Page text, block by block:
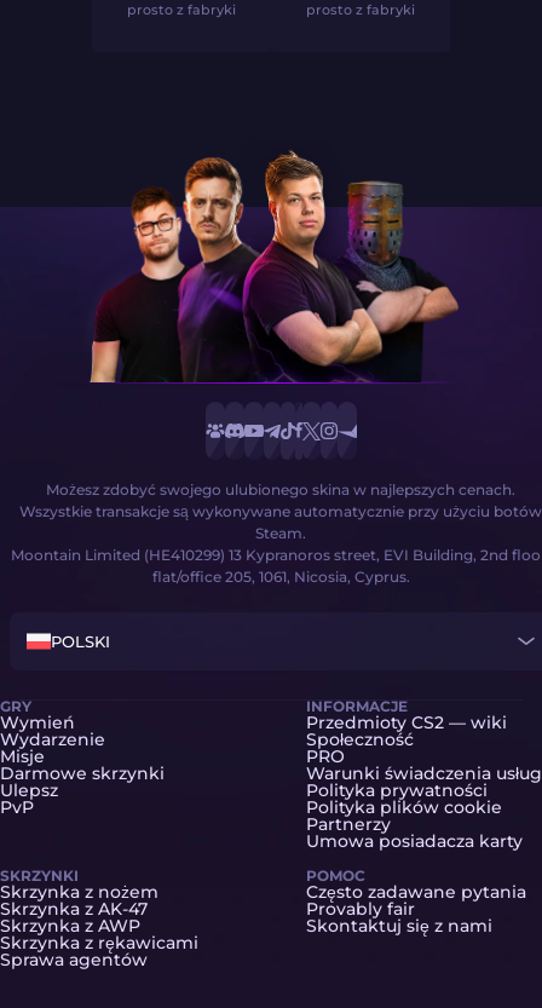
prosto z fabryki prosto z fabryki
Możesz zdobyć swojego ulubionego skina w najlepszych cenach.
Wszystkie transakcje są wykonywane automatycznie przy użyciu botów
Steam.
Moontain Limited (HE410299) 13 Kypranoros street, EVI Building, 2nd
flat/office 205, 1061, Nicosia, Cyprus.
POLSKI
GRY
Wymień
Wydarzenie
Misje
Darmowe skrzynki
Ulepsz
PvP
SKRZYNKI
Skrzynka z nożem
Skrzynka z AK-47
Skrzynka z AWP
Skrzynka z rękawicami
Sprawa agentów
INFORMACJE
Przedmioty CS2 — wiki
Społeczność
PRO
Warunki świadczenia usług
Polityka prywatności
Polityka plików cookie
Partnerzy
Umowa posiadacza karty
POMOC
Często zadawane pytania
Provably fair
Skontaktuj się z nami